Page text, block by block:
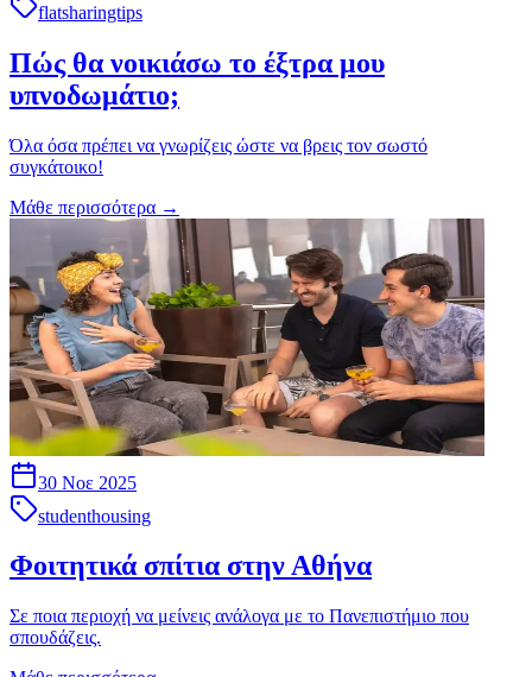
flatsharingtips
Πώς θα νοικιάσω το έξτρα μου
υπνοδωμάτιο;
Όλα όσα πρέπει να γνωρίζεις ώστε να βρεις τον σωστό
συγκάτοικο!
Μάθε περισσότερα →
30 Νοε 2025
studenthousing
Φοιτητικά σπίτια στην Αθήνα
Σε ποια περιοχή να μείνεις ανάλογα με το Πανεπιστήμιο που
σπουδάζεις.